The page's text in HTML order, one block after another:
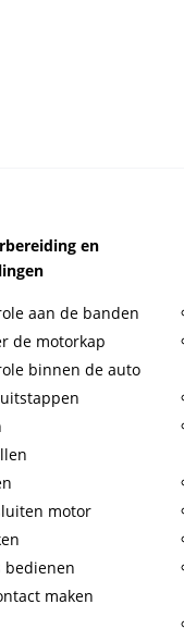
en
aan de banden
de motorkap
binnen de auto
motor
bedienen
maken